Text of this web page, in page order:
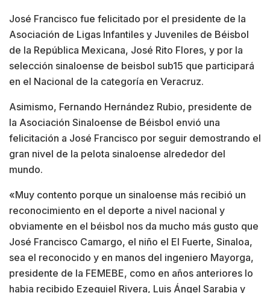
José Francisco fue felicitado por el presidente de la
Asociación de Ligas Infantiles y Juveniles de Béisbol
de la República Mexicana, José Rito Flores, y por la
selección sinaloense de beisbol sub15 que participará
en el Nacional de la categoría en Veracruz.
Asimismo, Fernando Hernández Rubio, presidente de
la Asociación Sinaloense de Béisbol envió una
felicitación a José Francisco por seguir demostrando el
gran nivel de la pelota sinaloense alrededor del
mundo.
«Muy contento porque un sinaloense más recibió un
reconocimiento en el deporte a nivel nacional y
obviamente en el béisbol nos da mucho más gusto que
José Francisco Camargo, el niño el El Fuerte, Sinaloa,
sea el reconocido y en manos del ingeniero Mayorga,
presidente de la FEMEBE, como en años anteriores lo
habia recibido Ezequiel Rivera, Luis Ángel Sarabia y